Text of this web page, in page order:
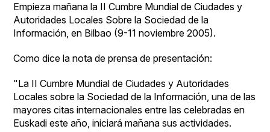
Empieza mañana la II Cumbre Mundial de Ciudades y
Autoridades Locales Sobre la Sociedad de la
Información, en Bilbao (9-11 noviembre 2005).
Como dice la nota de prensa de presentación:
"La II Cumbre Mundial de Ciudades y Autoridades
Locales sobre la Sociedad de la Información, una de las
mayores citas internacionales entre las celebradas en
Euskadi este año, iniciará mañana sus actividades.